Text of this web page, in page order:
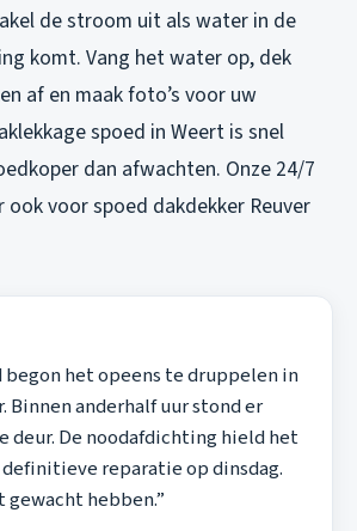
de stroom uit als water in de
komt. Vang het water op, dek
af en maak foto’s voor uw
spoed in Weert is snel
dan afwachten. Onze 24/7
ook voorspoed dakdekker Reuver
begon het opeens te druppelen in
Binnen anderhalf uur stond er
deur. De noodafdichting hield het
reparatie op dinsdag.
hebben.”